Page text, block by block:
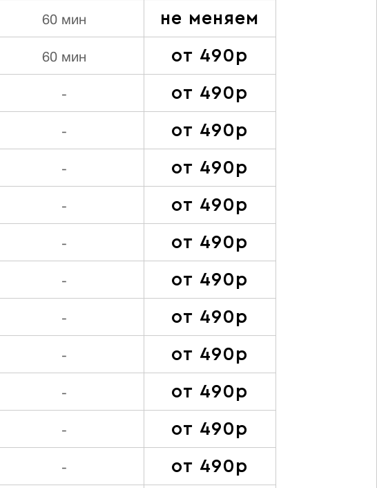
60 мин не меняем
60 мин от 490р
- от 490р
- от 490р
- от 490р
- от 490р
- от 490р
- от 490р
- от 490р
- от 490р
- от 490р
- от 490р
- от 490р